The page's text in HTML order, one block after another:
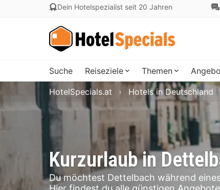
Dein Hotelspezialist seit 20 Jahren
Suche Reiseziele Themen
Kurzurlaub in
Du möchtest Dettelbach während
HotelSpecials.at Hotels in Deutschland